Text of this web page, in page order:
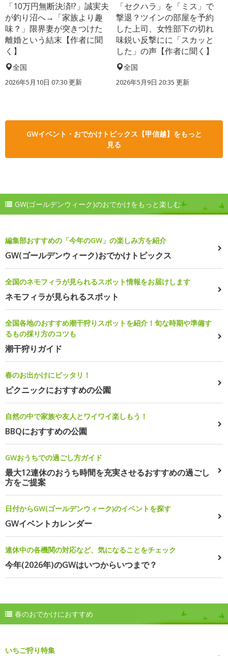
「10万円無断決済!?」誠実夫
が釣り沼へ→「家族より趣
味？」限界妻が突きつけた
離婚という結末【作者に聞
く】
全国
2026年5月10日 07:30 更新
「セクハラ」を「ミス」で
撃退？ツインの部屋を予約
した上司、女性部下の切れ
味鋭い反撃にに「スカッと
した」の声【作者に聞く】
全国
2026年5月9日 20:35 更新
GWイベント・おでかけトピックス【甲信越】をもっと
見る
GW(ゴールデンウィーク)のおでかけをもっと楽しむ
編集部おすすめの「今年のGW」の楽しみ方を紹介
GW(ゴールデンウィーク)おでかけトピックス
全国のネモフィラが見られるスポット情報をお届けします
ネモフィラが見られるスポット
全国各地のおすすめ潮干狩りスポットを紹介！旬な時期や準備す
るもの採り方のコツも
潮干狩りガイド
春のお出かけにピッタリ！
ピクニックにおすすめの公園
自然の中で家族や友人とワイワイ楽しもう！
BBQにおすすめの公園
GWおうちでの過ごし方ガイド
最大12連休のおうち時間を充実させるおすすめの過ごし
方をご提案
日付からGW(ゴールデンウィーク)のイベントを探す
GWイベントカレンダー
連休中の各機関の対応など、気になることをチェック
今年(2026年)のGWはいつからいつまで？
春のおでかけにおすすめ
いちご狩り特集